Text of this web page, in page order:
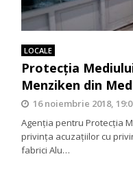
LOCALE
Protecţia
Menziken din
16 noiembrie 2018,
Agenţia pentru Protecţia
privinţa acuzaţiilor cu
fabrici Alu…